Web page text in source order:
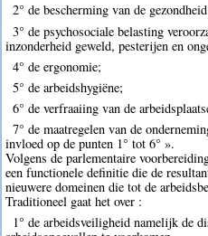
2° de bescherming van de
3° de psychosociale belasting
inzonderheid geweld, pesterijen en
4° de ergonomie;
5° de arbeidshygiëne;
6° de verfraaiing van de
7° de maatregelen van de
invloed op de punten 1° tot 6° ».
Volgens de parlementaire
een functionele definitie die de
nieuwere domeinen die tot de
Traditioneel gaat het over :
1° de arbeidsveiligheid namelijk de